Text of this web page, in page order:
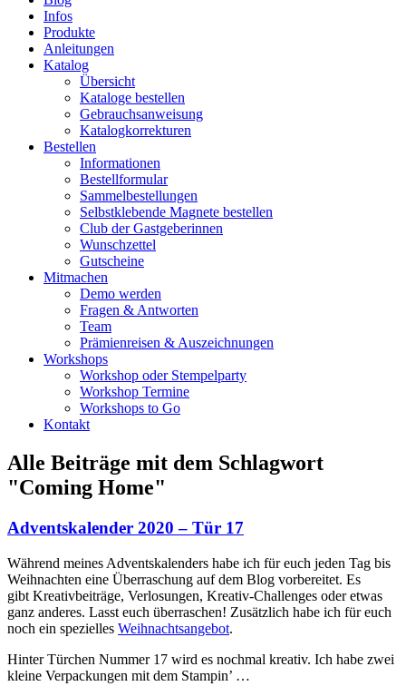
Infos
Produkte
Anleitungen
Katalog
Übersicht
Kataloge bestellen
Gebrauchsanweisung
Katalogkorrekturen
Bestellen
Informationen
Bestellformular
Sammelbestellungen
Selbstklebende Magnete bestellen
Club der Gastgeberinnen
Wunschzettel
Gutscheine
Mitmachen
Demo werden
Fragen & Antworten
Team
Prämienreisen & Auszeichnungen
Workshops
Workshop oder Stempelparty
Workshop Termine
Workshops to Go
Kontakt
Alle Beiträge mit dem Schlagwort
"Coming Home"
Adventskalender 2020 – Tür 17
Während meines Adventskalenders habe ich für euch jeden Tag bis
Weihnachten eine Überraschung auf dem Blog vorbereitet. Es
gibt Kreativbeiträge, Verlosungen, Kreativ-Challenges oder etwas
ganz anderes. Lasst euch überraschen! Zusätzlich habe ich für euch
noch ein spezielles Weihnachtsangebot.
Hinter Türchen Nummer 17 wird es nochmal kreativ. Ich habe zwei
kleine Verpackungen mit dem Stampin’ …